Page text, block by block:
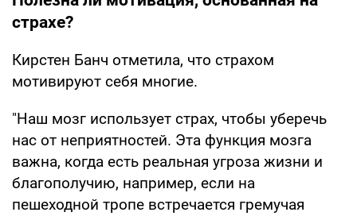
страхе?
Кирстен Банч отметила, что страхом
мотивируют себя многие.
"Наш мозг использует страх, чтобы уберечь
нас от неприятностей. Эта функция мозга
важна, когда есть реальная угроза жизни и
благополучию, например, если на
пешеходной тропе встречается гремучая